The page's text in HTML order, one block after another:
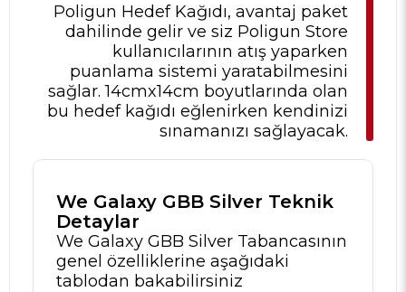
Poligun Hedef Kağıdı, avantaj paket
dahilinde gelir ve siz Poligun Store
kullanıcılarının atış yaparken
puanlama sistemi yaratabilmesini
sağlar. 14cmx14cm boyutlarında olan
bu hedef kağıdı eğlenirken kendinizi
sınamanızı sağlayacak.
We Galaxy GBB Silver Teknik
Detaylar
We Galaxy GBB Silver Tabancasının
genel özelliklerine aşağıdaki
tablodan bakabilirsiniz